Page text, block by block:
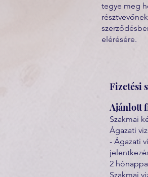
tegye meg
elérésére.
Fizetési
Ajánlott
Szakmai
Ágazati
- Ágazati
2
Szakmai